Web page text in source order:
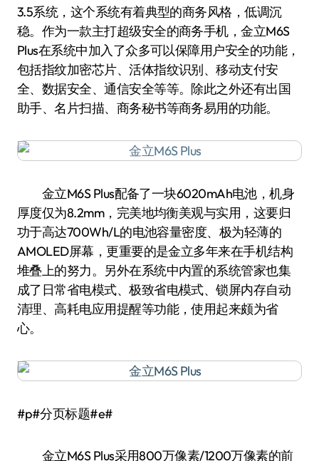
3.5系统，这个系统有着典型的商务风格，低调沉
稳。作为一款主打超级安全的商务手机，金立M6S
Plus在系统中加入了众多可以保障用户安全的功能，
包括指纹加密芯片、活体指纹识别、移动支付安
全、数据安全、通信安全等等。除此之外还有出国
助手、名片扫描、商务秘书等商务易用的功能。
金立M6S Plus配备了一块6020mAh电池，机身
厚度仅为8.2mm，完美地均衡美观与实用，这要归
功于高达700Wh/L的电池容量密度、极为轻薄的
AMOLED屏幕，更重要的是金立多年来在手机结构
堆叠上的努力。另外在系统中内置的系统管家也集
成了日常省电模式、极致省电模式、锁屏内存自动
清理、高耗电应用提醒等功能，使用起来颇为省
心。
#p#分页标题#e#
金立M6S Plus采用800万像素/1200万像素的前